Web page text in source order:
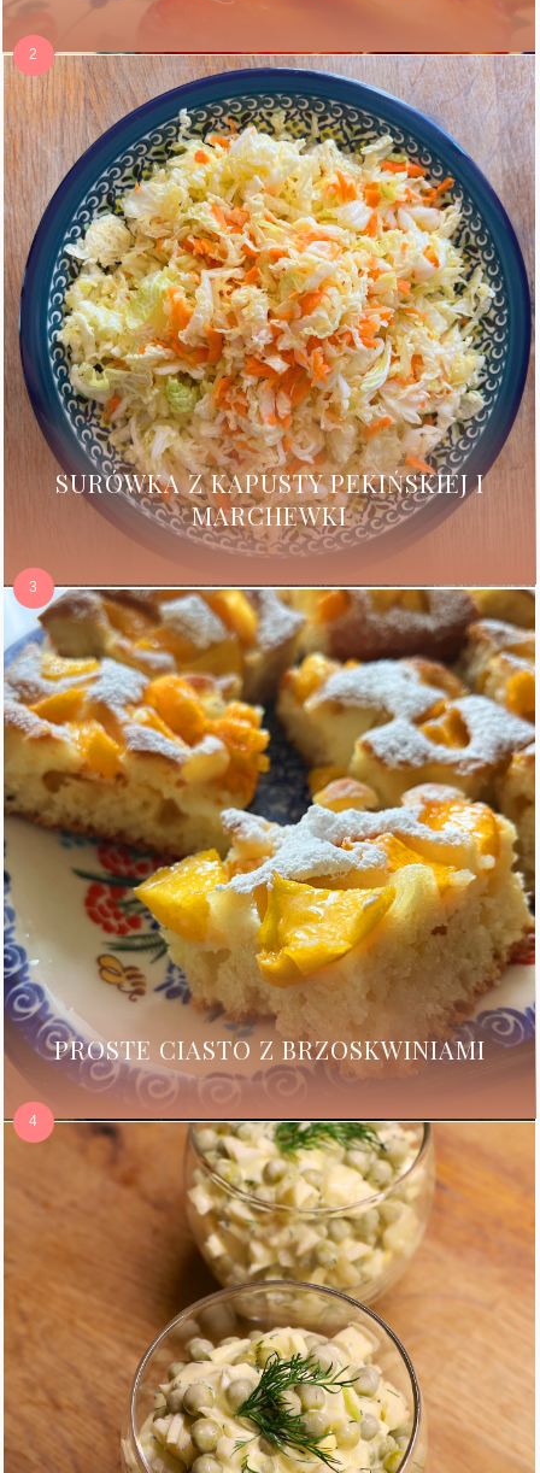
SURÓWKA Z KAPUSTY PEKIŃSKIEJ I
MARCHEWKI
PROSTE CIASTO Z BRZOSKWINIAMI